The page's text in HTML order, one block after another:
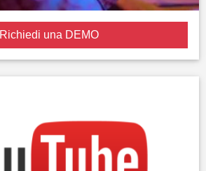
Richiedi una DEMO